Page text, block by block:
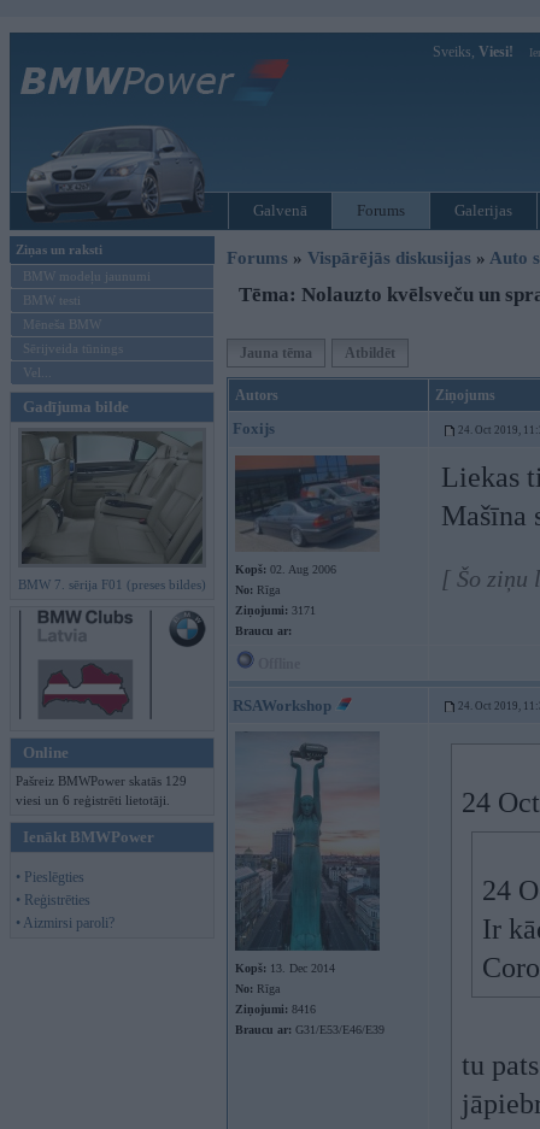
Sveiks, Viesi!
Galvenā Forums Galerijas
Ziņas un raksti
BMW modeļu jaunumi
BMW testi
Mēneša BMW
Sērijveida tūnings
Vel...
Gadījuma bilde
BMW 7. sērija F01 (preses bildes)
Online
Pašreiz BMWPower skatās 129
viesi un 6 reģistrēti lietotāji.
Ienākt BMWPower
• Pieslēgties
• Reģistrēties
• Aizmirsi paroli?
Forums » Vispārējās diskusijas » Auto
Tēma: Nolauzto kvēlsveču un
Jauna tēma Atbildēt
Autors Ziņojums
Foxijs 24. Oct 2019,
Kopš: 02. Aug 2006
No: Rīga
Ziņojumi: 3171
Braucu ar:
Liekas
Mašīna
[ Šo ziņu
RSAWorkshop 24. Oct 2019,
Kopš: 13. Dec 2014
No: Rīga
Ziņojumi: 8416
Braucu ar: G31/E53/E46/E39
24
24
Ir
tu